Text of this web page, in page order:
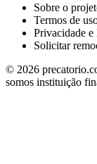
Sobre o
Termos de
Privacidade
Solicitar
© 2026
somos instituição